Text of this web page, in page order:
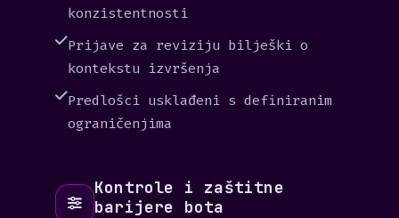
konzistentnosti
Prijave za reviziju bilješki o
kontekstu izvršenja
Predlošci usklađeni s definiranim
ograničenjima
Kontrole i zaštitne
barijere bota